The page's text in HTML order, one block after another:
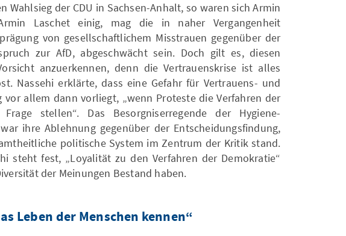
Wahlsieg der CDU in Sachsen-Anhalt, so waren sich Armin
Laschet einig, mag die in naher Vergangenheit
von gesellschaftlichem Misstrauen gegenüber der
zur AfD, abgeschwächt sein. Doch gilt es, diesen
anzuerkennen, denn die Vertrauenskrise ist alles
Nassehi erklärte, dass eine Gefahr für Vertrauens- und
vor allem dann vorliegt, „wenn Proteste die Verfahren der
stellen“. Das Besorgniserregende der Hygiene-
ihre Ablehnung gegenüber der Entscheidungsfindung,
politische System im Zentrum der Kritik stand.
steht fest, „Loyalität zu den Verfahren der Demokratie“
der Meinungen Bestand haben.
Leben der Menschen kennen“